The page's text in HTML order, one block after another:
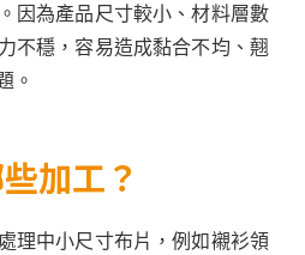
因為產品尺寸較小、材料層數
不穩，容易造成黏合不均、翹
。
加工？
理中小尺寸布片，例如襯衫領